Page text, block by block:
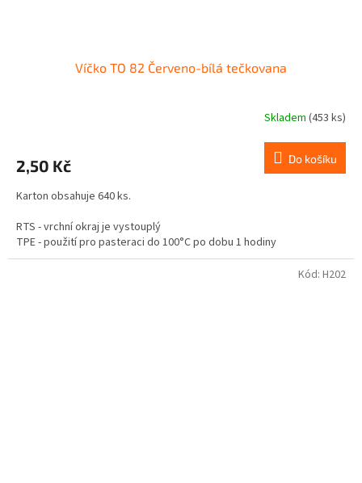
Víčko TO 82 Červeno-bílá tečkovana
Skladem (453 ks)
2,50 Kč Do košíku
Karton obsahuje 640 ks.
RTS - vrchní okraj je vystouplý
TPE - použití pro pasteraci do 100°C po dobu 1 hodiny
Není vhodné pro tuky a oleje.
Kód: H202